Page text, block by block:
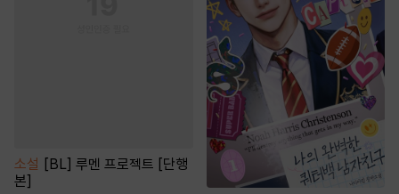
소설 [BL] 루멘 프로젝트 [단행
본]